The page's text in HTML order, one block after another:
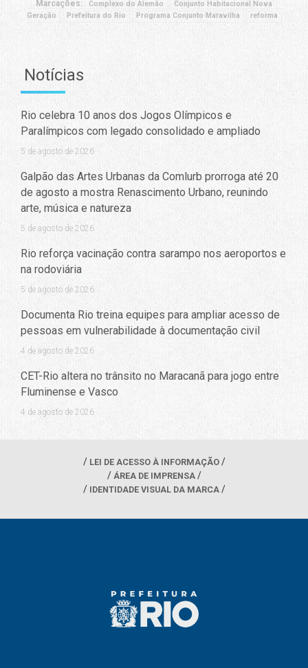
Marcações: Complexo do Alemão
Conjunto Habitacional Nova
Geração
Prefeitura do Rio Programa Conjunto Maravilha reforma
Notícias
Rio celebra 10 anos dos Jogos Olímpicos e
Paralímpicos com legado consolidado e ampliado
5 de agosto de 2026
Galpão das Artes Urbanas da Comlurb prorroga até 20
de agosto a mostra Renascimento Urbano, reunindo
arte, música e natureza
5 de agosto de 2026
Rio reforça vacinação contra sarampo nos aeroportos e
na rodoviária
5 de agosto de 2026
Documenta Rio treina equipes para ampliar acesso de
pessoas em vulnerabilidade à documentação civil
4 de agosto de 2026
CET-Rio altera no trânsito no Maracanã para jogo entre
Fluminense e Vasco
4 de agosto de 2026
LEI DE ACESSO À INFORMAÇÃO
ÁREA DE IMPRENSA
IDENTIDADE VISUAL DA MARCA